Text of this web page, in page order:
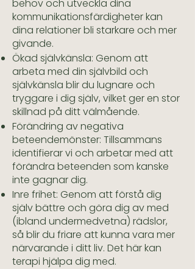
behov och utveckla dina
kommunikationsfärdigheter kan
dina relationer bli starkare och mer
givande.
Ökad självkänsla: Genom att
arbeta med din självbild och
självkänsla blir du lugnare och
tryggare i dig själv, vilket ger en stor
skillnad på ditt välmående.
Förändring av negativa
beteendemönster: Tillsammans
identifierar vi och arbetar med att
förändra beteenden som kanske
inte gagnar dig.
Inre frihet: Genom att förstå dig
själv bättre och göra dig av med
(ibland undermedvetna) rädslor,
så blir du friare att kunna vara mer
närvarande i ditt liv. Det här kan
terapi hjälpa dig med.